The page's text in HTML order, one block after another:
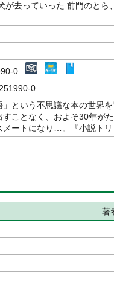
が去っていった 前門のと
0
0
」という不思議な本の世界
すことなく、およそ30年が
メートになり…。『小説ト
著